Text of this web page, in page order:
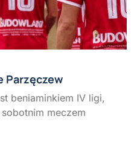
Parzęczew
beniaminkiem IV ligi,
meczem